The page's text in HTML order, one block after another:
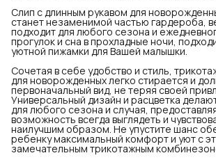
Слип с длинным рукавом для
станет незаменимой частью гардероба,
подходит для любого сезона и
прогулок и сна в прохладные ночи,
уютной пижамки для Вашей малышки.
Сочетая в себе удобство и стиль,
для новорожденных легко стирается и
первоначальный вид, не теряя своей
Универсальный дизайн и расцветка
для любого сезона и случая,
возможность всегда выглядеть и
наилучшим образом. Не упустите шанс
ребенку максимальный комфорт и уют с
замечательным трикотажным